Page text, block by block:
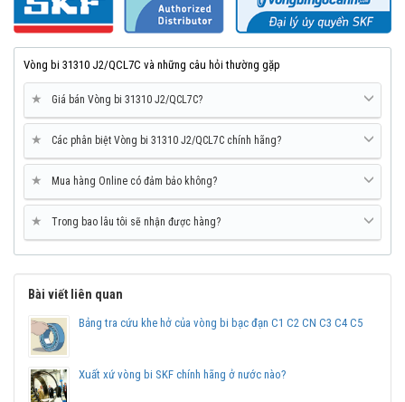
Mua vòng bi SKF 31310 J2/QCL7C tại các Đại lý uỷ quyền để đảm
bảo sản phẩm chính hãng.
Mua vòng bi bạc đạn SKF 31310 J2/QCL7C chính
hãng ở đâu uy tín?
Chuyên phân phối các sản phẩm SKF chính hãng, giá cạnh
Liên hệ vớiVòng bi Ngọc Anhđể có báo giá tốt nhất vòng
bi SKF 31310 J2/QCL7C chính hãng.
Vòng bi 31310 J2/QCL7C và những câu hỏi thường gặp
★ Giá bán Vòng bi 31310 J2/QCL7C?
★ Các phân biệt Vòng bi 31310 J2/QCL7C chính hãng?
★ Mua hàng Online có đảm bảo không?
★ Trong bao lâu tôi sẽ nhận được hàng?
Bài viết liên quan
Bảng tra cứu khe hở của vòng bi bạc đạn C1 C2 CN C3 C4 C5
Xuất xứ vòng bi SKF chính hãng ở nước nào?